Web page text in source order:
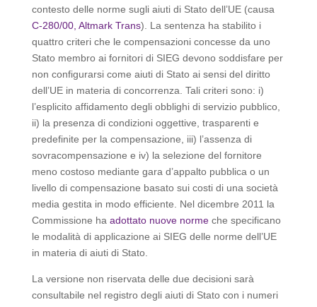
contesto delle norme sugli aiuti di Stato dell’UE (causa
C-280/00, Altmark Trans). La sentenza ha stabilito i
quattro criteri che le compensazioni concesse da uno
Stato membro ai fornitori di SIEG devono soddisfare per
non configurarsi come aiuti di Stato ai sensi del diritto
dell’UE in materia di concorrenza. Tali criteri sono: i)
l’esplicito affidamento degli obblighi di servizio pubblico,
ii) la presenza di condizioni oggettive, trasparenti e
predefinite per la compensazione, iii) l’assenza di
sovracompensazione e iv) la selezione del fornitore
meno costoso mediante gara d’appalto pubblica o un
livello di compensazione basato sui costi di una società
media gestita in modo efficiente. Nel dicembre 2011 la
Commissione ha adottato nuove normeche specificano
le modalità di applicazione ai SIEG delle norme dell’UE
in materia di aiuti di Stato.
La versione non riservata delle due decisioni sarà
consultabile nel registro degli aiuti di Stato con i numeri